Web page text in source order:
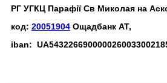
РГ УГКЦ Парафії Св Миколая на
код: 20051904 Ощадбанк АТ,
iban: